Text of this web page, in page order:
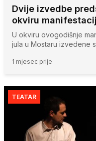
Dvije izvedbe
okviru
U okviru ovogodišnje
jula u Mostaru izvedene
1 mjesec prije
TEATAR